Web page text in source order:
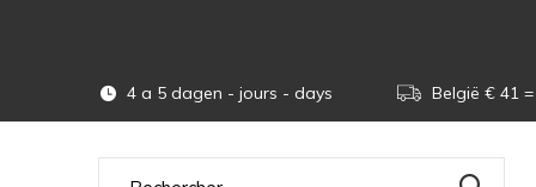
4 a 5 dagen - jours - days België € 41